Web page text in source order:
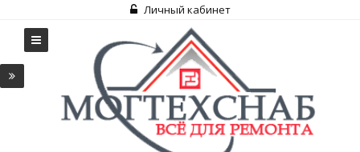
Личный кабинет